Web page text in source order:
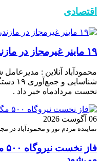
اقتصادی
۱۹ ماینر غیرمجاز در مازندران از مدار خارج شد
محمودآباد آنلاین :
نخست مردادماه خبر داد .
06 آگوست 2026
نماینده مردم نور و محمودآباد در